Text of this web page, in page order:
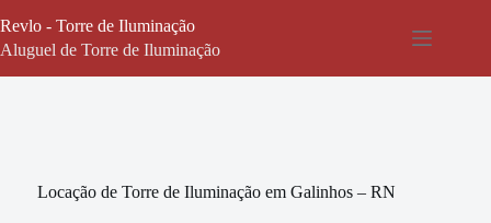
para
o
Revlo - Torre de Iluminação
Aluguel de Torre de Iluminação
Locação de Torre de Iluminação em Galinhos – RN